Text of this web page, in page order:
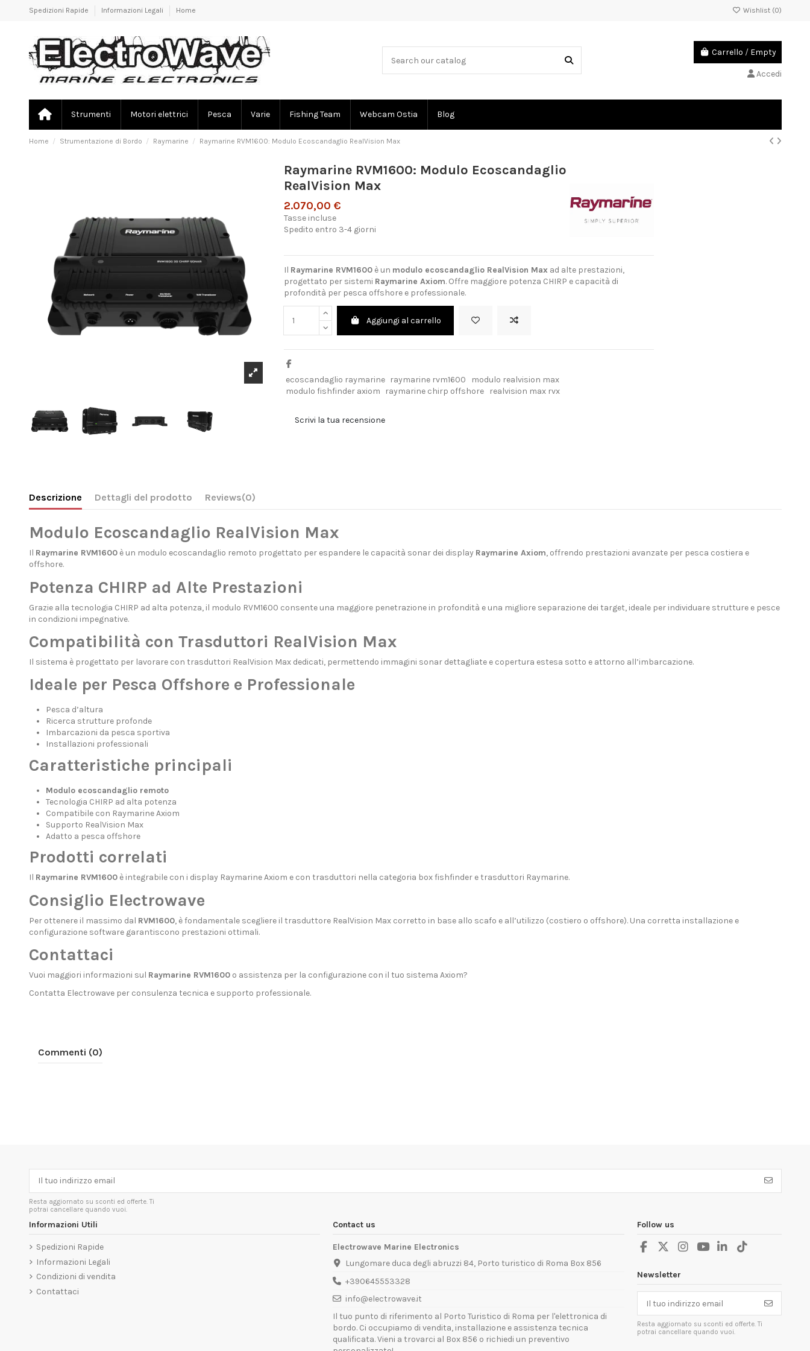
Spedizioni Rapide Informazioni Legali Home Wishlist (0)
Carrello / Empty
Accedi
Strumenti Motori elettrici Pesca Varie Fishing Team Webcam Ostia Blog
Home Strumentazione di Bordo Raymarine Raymarine RVM1600: Modulo Ecoscandaglio RealVision Max
Raymarine RVM1600: Modulo Ecoscandaglio
RealVision Max
2.070,00 €
Tasse incluse
Spedito entro 3-4 giorni
Il Raymarine RVM1600è un modulo ecoscandaglio RealVision Maxad alte prestazioni,
progettato per sistemi Raymarine Axiom. Offre maggiore potenza CHIRP e capacità di
profondità per pesca offshore e professionale.
Aggiungi al carrello
ecoscandaglio raymarine raymarine rvm1600
modulo realvision max
modulo fishfinder axiom
raymarine chirp offshore realvision max rvx
Scrivi la tua recensione
Descrizione Dettagli del prodotto Reviews(0)
Modulo Ecoscandaglio RealVision Max
Il Raymarine RVM1600è un modulo ecoscandaglio remoto progettato per espandere le capacità sonar dei display Raymarine Axiom, offrendo prestazioni avanzate per pesca costiera e
offshore.
Potenza CHIRP ad Alte Prestazioni
Grazie alla tecnologia CHIRP ad alta potenza, il modulo RVM1600 consente una maggiore penetrazione in profondità e una migliore separazione dei target, ideale per individuare strutture e pesce
in condizioni impegnative.
Compatibilità con Trasduttori RealVision Max
Il sistema è progettato per lavorare con trasduttori RealVision Max dedicati, permettendo immagini sonar dettagliate e copertura estesa sotto e attorno all’imbarcazione.
Ideale per Pesca Offshore e Professionale
Pesca d’altura
Ricerca strutture profonde
Imbarcazioni da pesca sportiva
Installazioni professionali
Caratteristiche principali
Modulo ecoscandaglio remoto
Tecnologia CHIRP ad alta potenza
Compatibile con Raymarine Axiom
Supporto RealVision Max
Adatto a pesca offshore
Prodotti correlati
Il Raymarine RVM1600è integrabile con i display Raymarine Axiom e con trasduttori nella categoria box fishfinder e trasduttori Raymarine.
Consiglio Electrowave
Per ottenere il massimo dal RVM1600, è fondamentale scegliere il trasduttore RealVision Max corretto in base allo scafo e all’utilizzo (costiero o offshore). Una corretta installazione e
configurazione software garantiscono prestazioni ottimali.
Contattaci
Vuoi maggiori informazioni sul Raymarine RVM1600o assistenza per la configurazione con il tuo sistema Axiom?
Contatta Electrowaveper consulenza tecnica e supporto professionale.
Commenti (0)
Resta aggiornato su sconti ed offerte. Ti
potrai cancellare quando vuoi.
Informazioni Utili
Spedizioni Rapide
Informazioni Legali
Condizioni di vendita
Contattaci
Contact us
Electrowave Marine Electronics
Lungomare duca degli abruzzi 84, Porto turistico di Roma Box 856
+390645553328
info@electrowave.it
Il tuo punto di riferimento al Porto Turistico di Roma per l'elettronica di
bordo. Ci occupiamo di vendita, installazione e assistenza tecnica
qualificata. Vieni a trovarci al Box 856 o richiedi un preventivo
Follow us
Newsletter
Resta aggiornato su sconti ed offerte. Ti
potrai cancellare quando vuoi.